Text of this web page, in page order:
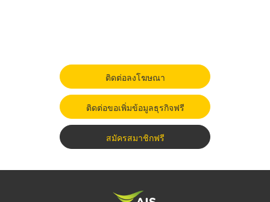
ติดต่อลงโฆษณา
ติดต่อขอเพิ่มข้อมูลธุรกิจฟรี
สมัครสมาชิกฟรี